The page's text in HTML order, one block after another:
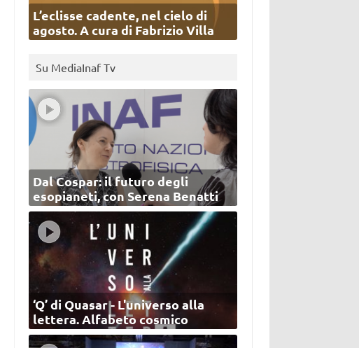
L’eclisse cadente, nel cielo di
agosto. A cura di Fabrizio Villa
Su MediaInaf Tv
Dal Cospar: il futuro degli
esopianeti, con Serena Benatti
‘Q’ di Quasar - L'universo alla
lettera. Alfabeto cosmico